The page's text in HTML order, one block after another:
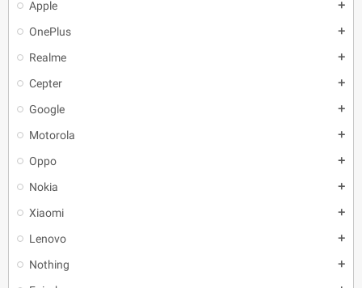
Apple add
OnePlus add
Realme add
Cepter add
Google add
Motorola add
Oppo add
Nokia add
Xiaomi add
Lenovo add
Nothing add